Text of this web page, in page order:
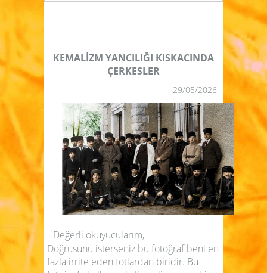
KEMALİZM YANCILIĞI KISKACINDA
ÇERKESLER
29/05/2026
Değerli okuyucularım,
Doğrusunu isterseniz bu fotoğraf beni en
fazla irrite eden fotlardan biridir. Bu